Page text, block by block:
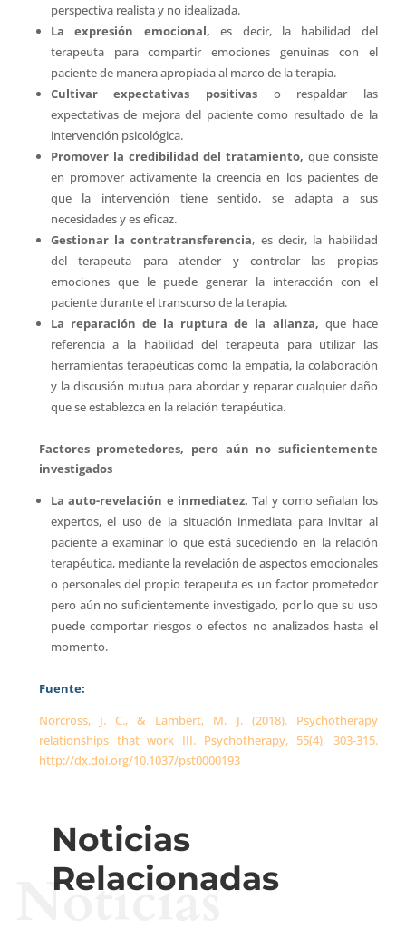
perspectiva realista y no idealizada.
La expresión emocional,es decir, la habilidad del
terapeuta para compartir emociones genuinas con el
paciente de manera apropiada al marco de la terapia.
Cultivar expectativas positivas o respaldar las
expectativas de mejora del paciente como resultado de la
intervención psicológica.
Promover la credibilidad del tratamiento, que consiste
en promover activamente la creencia en los pacientes de
que la intervención tiene sentido, se adapta a sus
necesidades y es eficaz.
Gestionar la contratransferencia, es decir, la habilidad
del terapeuta para atender y controlar las propias
emociones que le puede generar la interacción con el
paciente durante el transcurso de la terapia.
La reparación de la ruptura de la alianza, que hace
referencia a la habilidad del terapeuta para utilizar las
herramientas terapéuticas como la empatía, la colaboración
y la discusión mutua para abordar y reparar cualquier daño
que se establezca en la relación terapéutica.
Factores prometedores, pero aún no suficientemente
investigados
La auto-revelación e inmediatez. Tal y como señalan los
expertos, el uso de la situación inmediata para invitar al
paciente a examinar lo que está sucediendo en la relación
terapéutica, mediante la revelación de aspectos emocionales
o personales del propio terapeuta es un factor prometedor
pero aún no suficientemente investigado, por lo que su uso
puede comportar riesgos o efectos no analizados hasta el
momento.
Fuente:
Norcross, J. C., & Lambert, M. J. (2018). Psychotherapy
relationships that work III. Psychotherapy, 55(4), 303-315.
http://dx.doi.org/10.1037/pst0000193
Noticias
Relacionadas
Noticias